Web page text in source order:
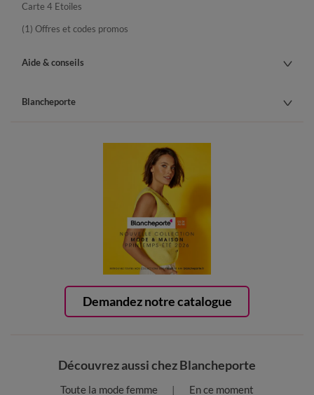
Demandez notre catalogue
Carte 4 Etoiles
(1) Offres et codes promos
Aide & conseils
Blancheporte
Découvrez aussi chez Blancheporte
Toute la mode femme En ce moment